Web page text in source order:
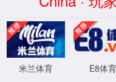
2026买世界